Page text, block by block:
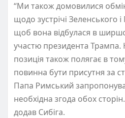
“Ми також домовилися
щодо зустрічі Зеленського
щоб вона відбулася в
участю президента
позиція також полягає в
повинна бути присутня за
Папа Римський
необхідна згода обох
додав Сибіга.